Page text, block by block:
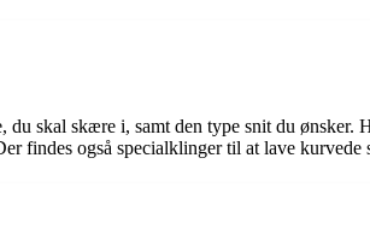
skal skære i, samt den type snit du
findes også specialklinger til at lave